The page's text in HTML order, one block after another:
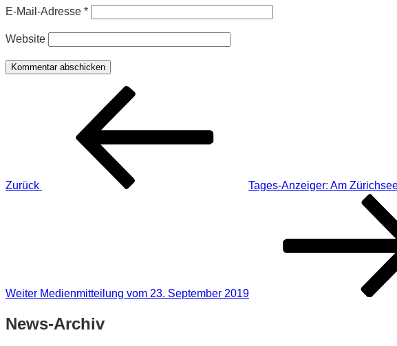
E-Mail-Adresse *
Website
Beitragsnavigation
Zurück
Tages-Anzeiger: Am
Weiter Medienmitteilung vom 23. September 2019
News-Archiv